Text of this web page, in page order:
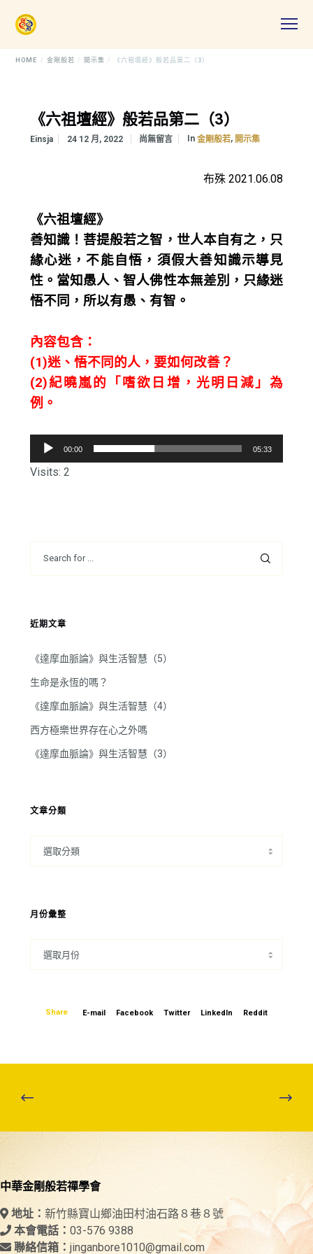
HOME 金剛般若 開示集 《六祖壇經》般若品第二（3）
《六祖壇經》般若品第二（3）
Einsja 24 12 月, 2022 尚無留言 In 金剛般若, 開示集
布殊 2021.06.08
《六祖壇經》
善知識！菩提般若之智，世人本自有之，只
緣心迷，不能自悟，須假大善知識示導見
性。當知愚人、智人佛性本無差別，只緣迷
悟不同，所以有愚、有智。
內容包含：
(1)迷、悟不同的人，要如何改善？
(2)紀曉嵐的「嗜欲日增，光明日減」為
例。
訊
00:00 05:33
Visits: 2
近期文章
《達摩血脈論》與生活智慧（5）
生命是永恆的嗎？
《達摩血脈論》與生活智慧（4）
西方極樂世界存在心之外嗎
《達摩血脈論》與生活智慧（3）
文章分類
月份彙整
Share E-mail Facebook Twitter LinkedIn Reddit
中華金剛般若禪學會
地址： 新竹縣寶山鄉油田村油石路８巷８號
本會電話： 03-576 9388
聯絡信箱： jinganbore1010@gmail.com